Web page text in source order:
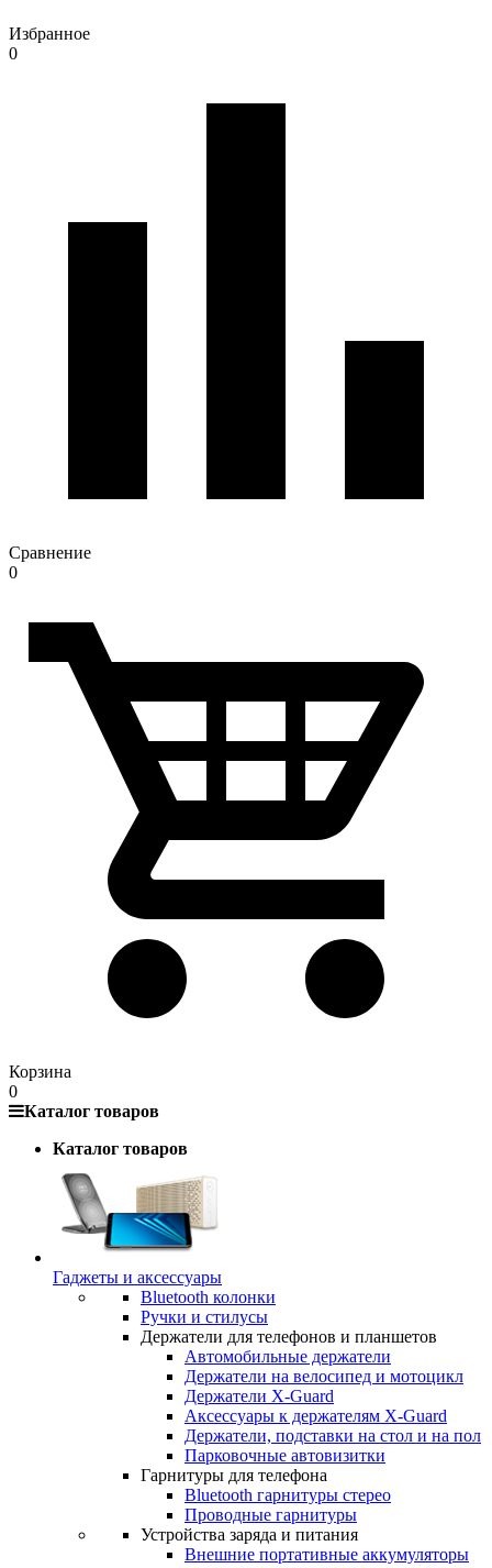
Избранное
0
Сравнение
0
Корзина
0
Каталог товаров
Каталог товаров
Гаджеты и аксессуары
Bluetooth колонки
Ручки и стилусы
Держатели для телефонов и планшетов
Автомобильные держатели
Держатели на велосипед и мотоцикл
Держатели X-Guard
Аксессуары к держателям X-Guard
Держатели, подставки на стол и на пол
Парковочные автовизитки
Гарнитуры для телефона
Bluetooth гарнитуры стерео
Проводные гарнитуры
Устройства заряда и питания
Внешние портативные аккумуляторы